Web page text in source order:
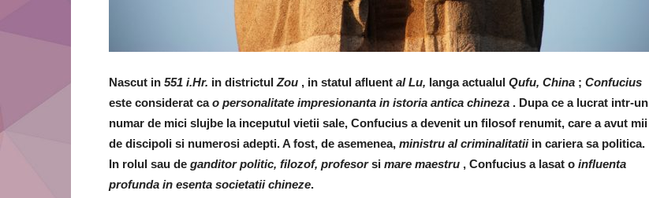
Nascut in 551 i.Hr. in districtul Zou , in statul afluent al Lu, langa actualul Qufu, China ; Confucius
este considerat cao personalitate impresionanta in istoria antica chineza . Dupa ce a lucrat intr-un
numar de mici slujbe la inceputul vietii sale, Confucius a devenit un filosof renumit, care a avut mii
de discipoli si numerosi adepti. A fost, de asemenea, ministru al criminalitatiiin cariera sa politica.
In rolul sau de ganditor politic, filozof, profesorsi mare maestru , Confucius a lasat o influenta
profunda in esenta societatii chineze.